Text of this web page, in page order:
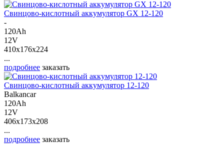
Свинцово-кислотный аккумулятор GX 12-120
-
120Ah
12V
410x176x224
...
подробнее заказать
Свинцово-кислотный аккумулятор 12-120
Balkancar
120Ah
12V
406x173x208
...
подробнее заказать